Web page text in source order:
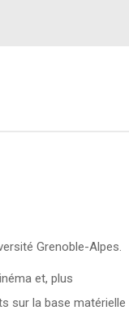
Grenoble-Alpes.
et, plus
sur la base matérielle